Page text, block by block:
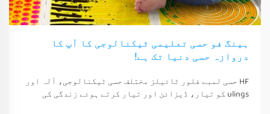
ہینگ فو حسی تعلیمی ٹیکنالوجی کا آپ کا
دروازہ حسی دنیا تک ہے!
HF حسی لمبے فلور ٹائیلز مختلف حسی ٹیکنالوجی، آلہ اور
ulings کو تیار، ڈیزائن اور تیار کرتے ہوئے زندگی کی